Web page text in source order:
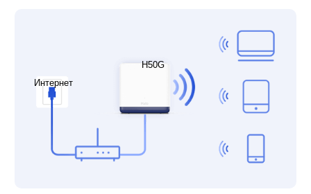
Интернет
H50G